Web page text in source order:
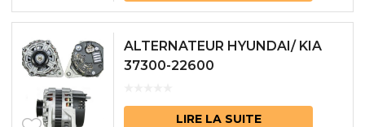
ALTERNATEUR HYUNDAI/ KIA
37300-22600
LIRE LA SUITE